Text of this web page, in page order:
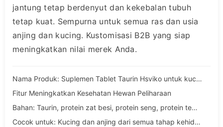
jantung tetap berdenyut dan kekebalan tubuh
tetap kuat. Sempurna untuk semua ras dan usia
anjing dan kucing. Kustomisasi B2B yang siap
meningkatkan nilai merek Anda.
Nama Produk: Suplemen Tablet Taurin Hsviko untuk kucing dan anjing
Fitur Meningkatkan Kesehatan Hewan Peliharaan
Bahan: Taurin, protein zat besi, protein seng, protein tembaga, protein mangan
Cocok untuk: Kucing dan anjing dari semua tahap kehidupan